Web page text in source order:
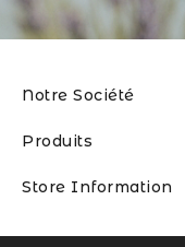
Notre Société
Produits
Store Information